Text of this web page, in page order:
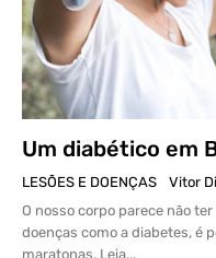
Um diabético em
LESÕES E DOENÇAS Vitor
O nosso corpo parece não
doenças como a diabetes, é
maratonas. Leia...